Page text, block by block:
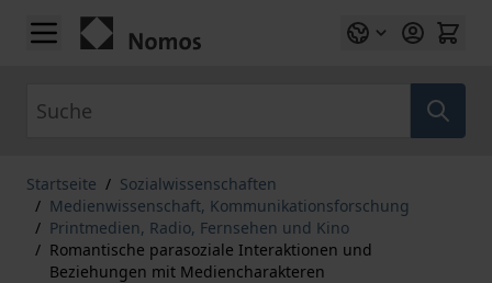
Zum Inhalt springen
Startseite / Sozialwissenschaften
/ Medienwissenschaft, Kommunikationsforschung
/ Printmedien, Radio, Fernsehen und Kino
/ Romantische parasoziale Interaktionen und
Beziehungen mit Mediencharakteren